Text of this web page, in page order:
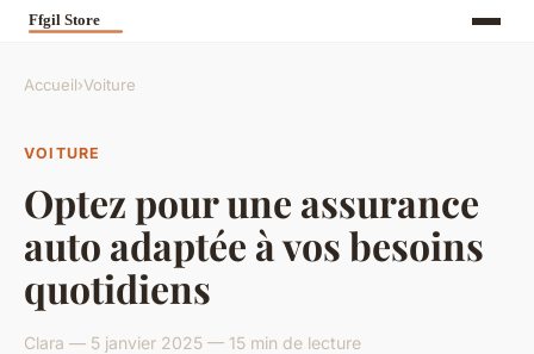
Accueil›Voiture
VOITURE
Optez pour une assurance
auto adaptée à vos besoins
quotidiens
Clara — 5 janvier 2025 — 15 min de lecture